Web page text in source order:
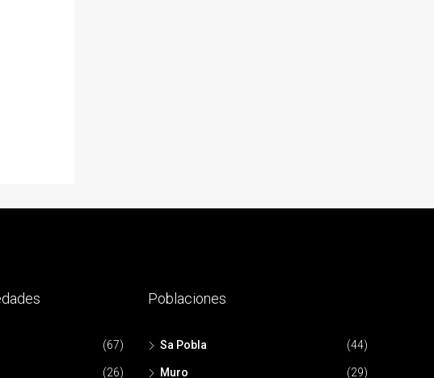
(67)
(26)
Poblaciones
Sa Pobla (44)
Muro (29)